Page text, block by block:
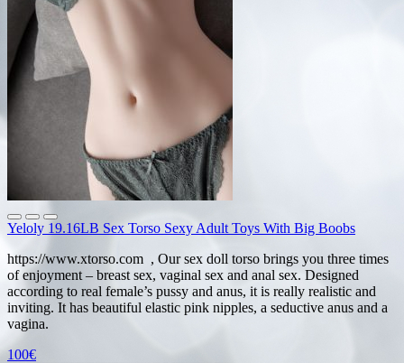
Yeloly 19.16LB Sex Torso Sexy Adult Toys With Big Boobs
https://www.xtorso.com , Our sex doll torso brings you three times
of enjoyment – breast sex, vaginal sex and anal sex. Designed
according to real female’s pussy and anus, it is really realistic and
inviting. It has beautiful elastic pink nipples, a seductive anus and a
vagina.
100€